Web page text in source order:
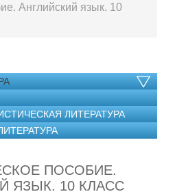
Английский язык. 10
ЛИТЕРАТУРА
ПОСОБИЕ.
ЯЗЫК. 10 КЛАСС